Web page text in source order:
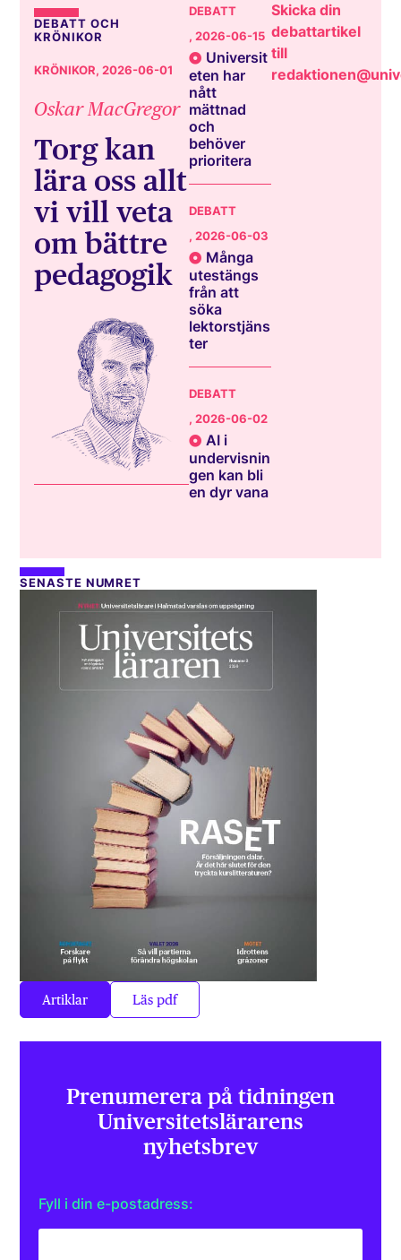
DEBATT OCH
KRÖNIKOR
KRÖNIKOR, 2026-06-01
Oskar MacGregor
Torg kan
lära oss allt
vi vill veta
om bättre
pedagogik
DEBATT
, 2026-06-15
Universit
eten har
nått
mättnad
och
behöver
prioritera
DEBATT
, 2026-06-03
Många
utestängs
från att
söka
lektorstjäns
ter
DEBATT
, 2026-06-02
AI i
undervisnin
gen kan bli
en dyr vana
Skicka din
debattartikel
till
SENASTE NUMRET
Artiklar Läs pdf
Prenumerera på tidningen
Universitets­lärarens
nyhetsbrev
Fyll i din e-postadress: